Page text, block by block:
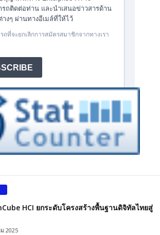
HCI ยกระดับโครงสร้างพื้นฐานดิจิทัลไทยสู่
2025